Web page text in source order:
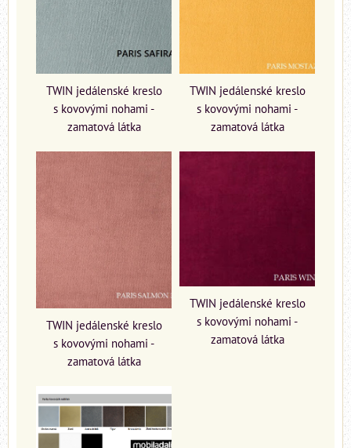
TWIN jedálenské kreslo
s kovovými nohami -
zamatová látka
TWIN jedálenské kreslo
s kovovými nohami -
zamatová látka
TWIN jedálenské kreslo
s kovovými nohami -
zamatová látka
TWIN jedálenské kreslo
s kovovými nohami -
zamatová látka